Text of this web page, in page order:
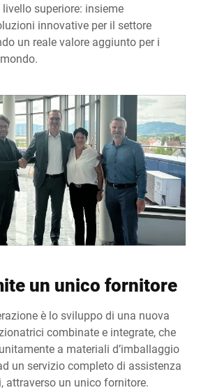
superiore: insieme
innovative per il settore
un reale valore aggiunto per i
un unico fornitore
è lo sviluppo di una nuova
combinate e integrate, che
a materiali d’imballaggio
un servizio completo di assistenza
attraverso un unico fornitore.